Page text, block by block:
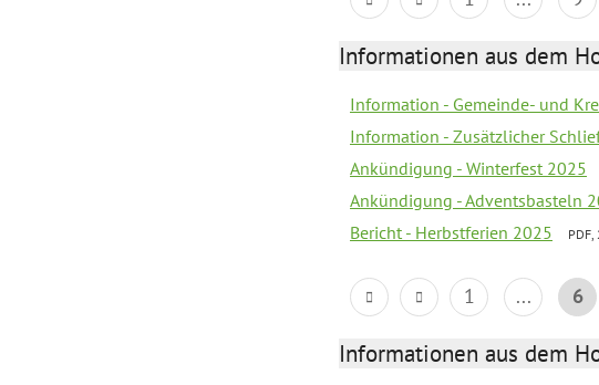
Informationen aus dem
Information - Gemeinde- und
Information - Zusätzlicher
Ankündigung - Winterfest 2025
Ankündigung - Adventsbasteln
Bericht - Herbstferien 2025
1 ... 6
Informationen aus dem